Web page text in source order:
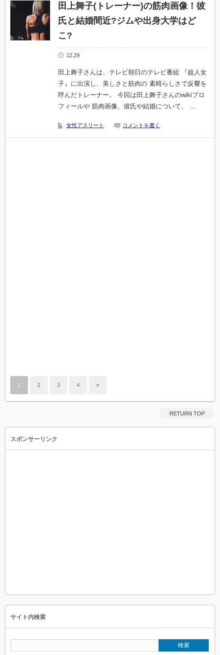
田上舞子(トレーナー)の筋肉画像！彼
氏と結婚間近?ジムや出身大学はど
こ?
12.29
田上舞子さんは、テレビ朝日のテレビ番組 『超人女
子』に出演し、美しさと筋肉の 素晴らしさで反響を
呼んだトレーナー。 今回は田上舞子さんのwikiプロ
フィールや 筋肉画像、彼氏や結婚について、 …
女性アスリート コメントを書く
1 2 3 4 »
RETURN TOP
スポンサーリンク
サイト内検索